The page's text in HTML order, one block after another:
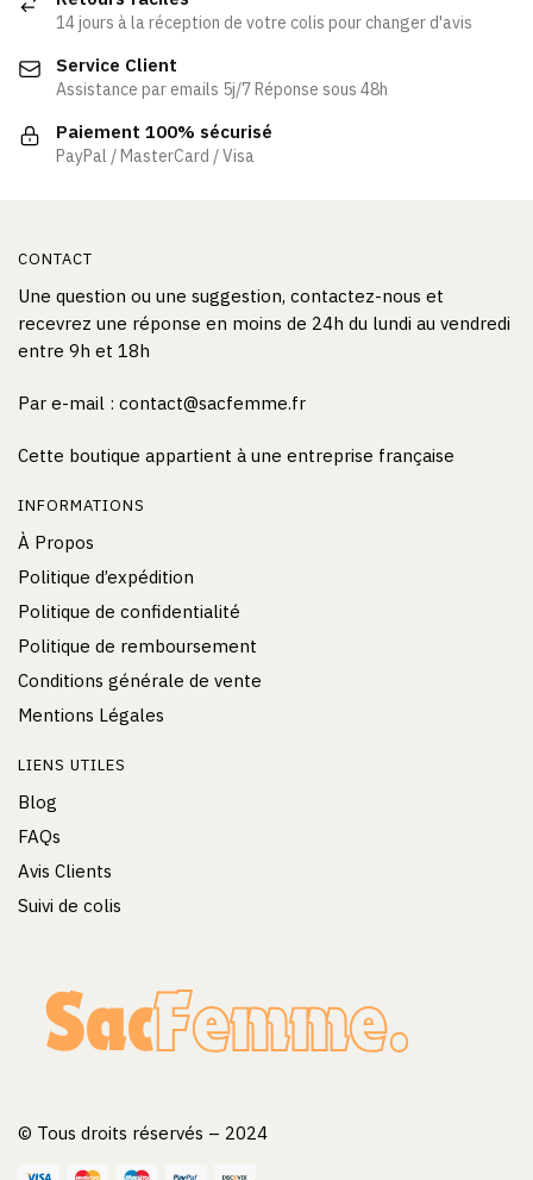
peuvent
choisies
sur
la
page
14 jours à la réception de votre colis pour changer d'avis
Service Client
Assistance par emails 5j/7 Réponse sous 48h
Paiement 100% sécurisé
PayPal / MasterCard / Visa
CONTACT
Une question ou une suggestion, contactez-nous et
recevrez une réponse en moins de 24h du lundi au vendredi
entre 9h et 18h
Par e-mail : contact@sacfemme.fr
Cette boutique appartient à une entreprise française
INFORMATIONS
À Propos
Politique d’expédition
Politique de confidentialité
Politique de remboursement
Conditions générale de vente
Mentions Légales
LIENS UTILES
Blog
FAQs
Avis Clients
Suivi de colis
© Tous droits réservés – 2024